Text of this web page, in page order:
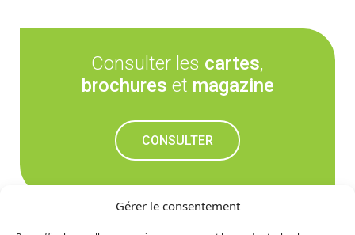
Gérer le consentement
Consulter les cartes,
brochures et magazine
CONSULTER